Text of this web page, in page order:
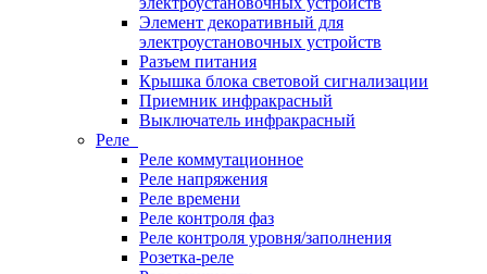
Элемент декоративный для
электроустановочных устройств
Разъем питания
Крышка блока световой сигнализации
Приемник инфракрасный
Выключатель инфракрасный
Реле
Реле коммутационное
Реле напряжения
Реле времени
Реле контроля фаз
Реле контроля уровня/заполнения
Розетка-реле